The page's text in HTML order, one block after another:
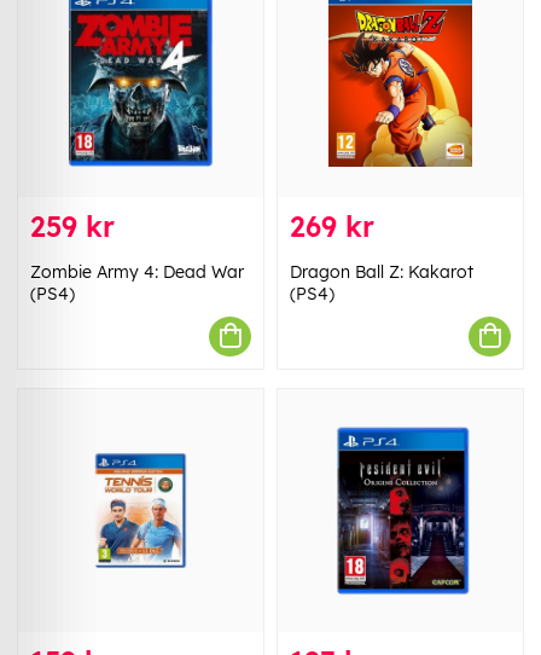
259 kr
Zombie Army 4: Dead War
(PS4)
269 kr
Dragon Ball Z: Kakarot
(PS4)